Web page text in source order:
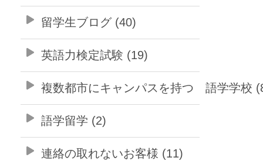
留学生ブログ (40)
英語力検定試験 (19)
複数都市にキャンパスを持つ 語学学校
語学留学 (2)
連絡の取れないお客様 (11)